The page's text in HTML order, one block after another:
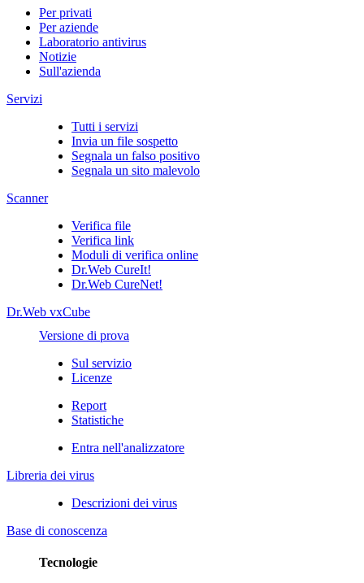
Per privati
Per aziende
Laboratorio antivirus
Notizie
Sull'azienda
Servizi
Tutti i servizi
Invia un file sospetto
Segnala un falso positivo
Segnala un sito malevolo
Scanner
Verifica file
Verifica link
Moduli di verifica online
Dr.Web CureIt!
Dr.Web CureNet!
Dr.Web vxCube
Versione di prova
Sul servizio
Licenze
Report
Statistiche
Entra nell'analizzatore
Libreria dei virus
Descrizioni dei virus
Base di conoscenza
Tecnologie